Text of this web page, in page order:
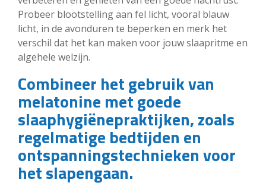
Probeer blootstelling aan fel licht, vooral blauw
licht, in de avonduren te beperken en merk het
verschil dat het kan maken voor jouw slaapritme en
algehele welzijn.
Combineer het gebruik van
melatonine met goede
slaaphygiënepraktijken, zoals
regelmatige bedtijden en
ontspanningstechnieken voor
het slapengaan.